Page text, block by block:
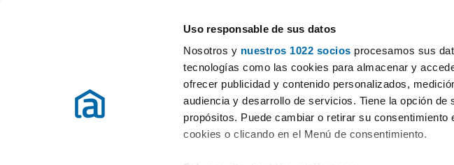
Uso responsable de sus datos
Nosotros y nuestros 1022 socios procesamos sus
tecnologías como las cookies para almacenar y
ofrecer publicidad y contenido personalizados,
audiencia y desarrollo de servicios. Tiene la opción
propósitos. Puede cambiar o retirar su
cookies o clicando en el Menú de consentimiento.
Alquiler Pisos Poio (san salvador) Alquiler piso amueblado terraza